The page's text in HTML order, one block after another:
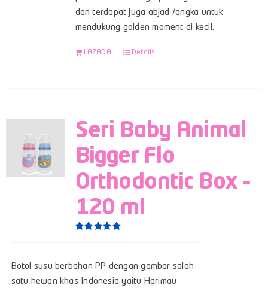
dan terdapat juga abjad /angka untuk
mendukung golden moment di kecil.
LAZADA Details
Seri Baby Animal
Bigger Flo
Orthodontic Box –
120 ml
Botol susu berbahan PP dengan gambar salah
satu hewan khas Indonesia yaitu Harimau